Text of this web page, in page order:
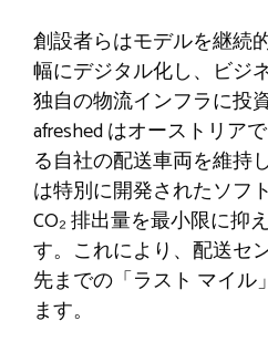
創設者らはモデルを継続
幅にデジタル化し、ビジ
独自の物流インフラに投
afreshed はオーストリア
る自社の配送車両を維持
は特別に開発されたソフ
CO₂ 排出量を最小限に抑
す。これにより、配送セ
先までの「ラスト マイ
ます。